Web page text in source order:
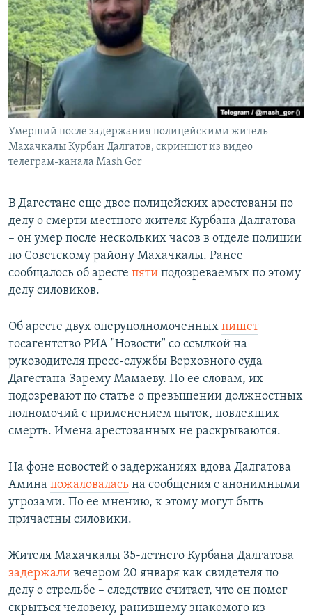
РАСПИСАНИЕ ВЕЩАНИЯ
ПОДПИШИТЕСЬ НА РАССЫЛКУ
СОЦИАЛЬНЫЕ СЕТИ
Все сайты РСЕ/РС
Умерший после задержания полицейскими житель
Махачкалы Курбан Далгатов, скриншот из видео
телеграм-канала Mash Gor
В Дагестане еще двое полицейских арестованы по
делу о смерти местного жителя Курбана Далгатова
– он умер после нескольких часов в отделе полиции
по Советскому району Махачкалы. Ранее
сообщалось об аресте пяти подозреваемых по этому
делу силовиков.
Об аресте двух оперуполномоченных пишет
госагентство РИА "Новости" со ссылкой на
руководителя пресс-службы Верховного суда
Дагестана Зарему Мамаеву. По ее словам, их
подозревают по статье о превышении должностных
полномочий с применением пыток, повлекших
смерть. Имена арестованных не раскрываются.
На фоне новостей о задержаниях вдова Далгатова
Амина пожаловалась на сообщения с анонимными
угрозами. По ее мнению, к этому могут быть
причастны силовики.
Жителя Махачкалы 35-летнего Курбана Далгатова
задержали вечером 20 января как свидетеля по
делу о стрельбе – следствие считает, что он помог
скрыться человеку, ранившему знакомого из